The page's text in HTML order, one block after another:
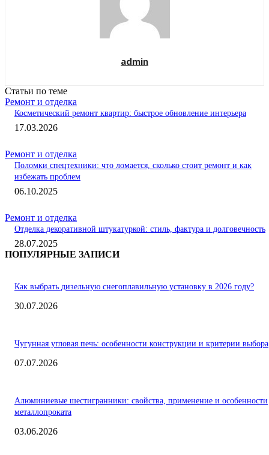
admin
Статьи по теме
Ремонт и отделка
Косметический ремонт квартир: быстрое обновление интерьера
17.03.2026
Ремонт и отделка
Поломки спецтехники: что ломается, сколько стоит ремонт и как
избежать проблем
06.10.2025
Ремонт и отделка
Отделка декоративной штукатуркой: стиль, фактура и долговечность
28.07.2025
ПОПУЛЯРНЫЕ ЗАПИСИ
Как выбрать дизельную снегоплавильную установку в 2026 году?
30.07.2026
Чугунная угловая печь: особенности конструкции и критерии выбора
07.07.2026
Алюминиевые шестигранники: свойства, применение и особенности
металлопроката
03.06.2026